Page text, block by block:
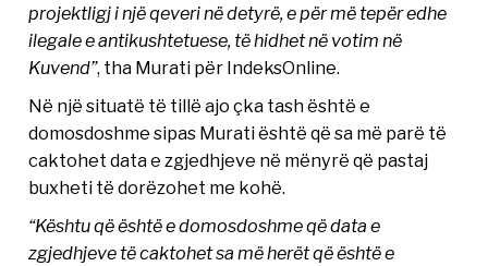
projektligj i një qeveri në detyrë, e për më tepër edhe
ilegale e antikushtetuese, të hidhet në votim në
Kuvend”, tha Murati për IndeksOnline.
Në një situatë të tillë ajo çka tash është e
domosdoshme sipas Murati është që sa më parë të
caktohet data e zgjedhjeve në mënyrë që pastaj
buxheti të dorëzohet me kohë.
“Kështu që është e domosdoshme që data e
zgjedhjeve të caktohet sa më herët që është e